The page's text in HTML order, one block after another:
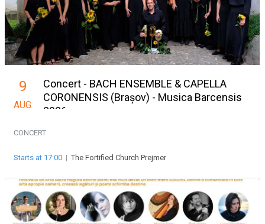
9
AUG
Concert - BACH ENSEMBLE & CAPELLA
CORONENSIS (Brașov) - Musica Barcensis
2026
CONCERT
Starts at 17:00 |The Fortified Church Prejmer